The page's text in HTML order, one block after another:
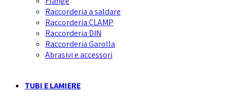
Raccorderia a saldare
Raccorderia CLAMP
Raccorderia DIN
Raccorderia Garolla
Abrasivi e accessori
TUBI E LAMIERE